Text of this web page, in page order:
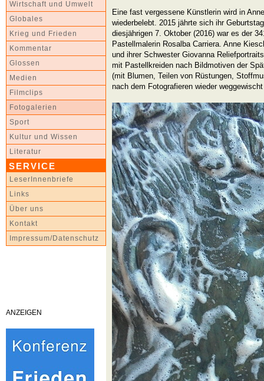
Wirtschaft und Umwelt
Globales
Krieg und Frieden
Kommentar
Glossen
Medien
Filmclips
Fotogalerien
Sport
Kultur und Wissen
Literatur
SERVICE
LeserInnenbriefe
Links
Über uns
Kontakt
Impressum/Datenschutz
ANZEIGEN
Eine fast vergessene Künstlerin wird in
wiederbelebt. 2015 jährte sich ihr
diesjährigen 7. Oktober (2016) war es der
Pastellmalerin Rosalba Carriera. Anne
und ihrer Schwester Giovanna
mit Pastellkreiden nach Bildmotiven der
(mit Blumen, Teilen von Rüstungen,
nach dem Fotografieren wieder